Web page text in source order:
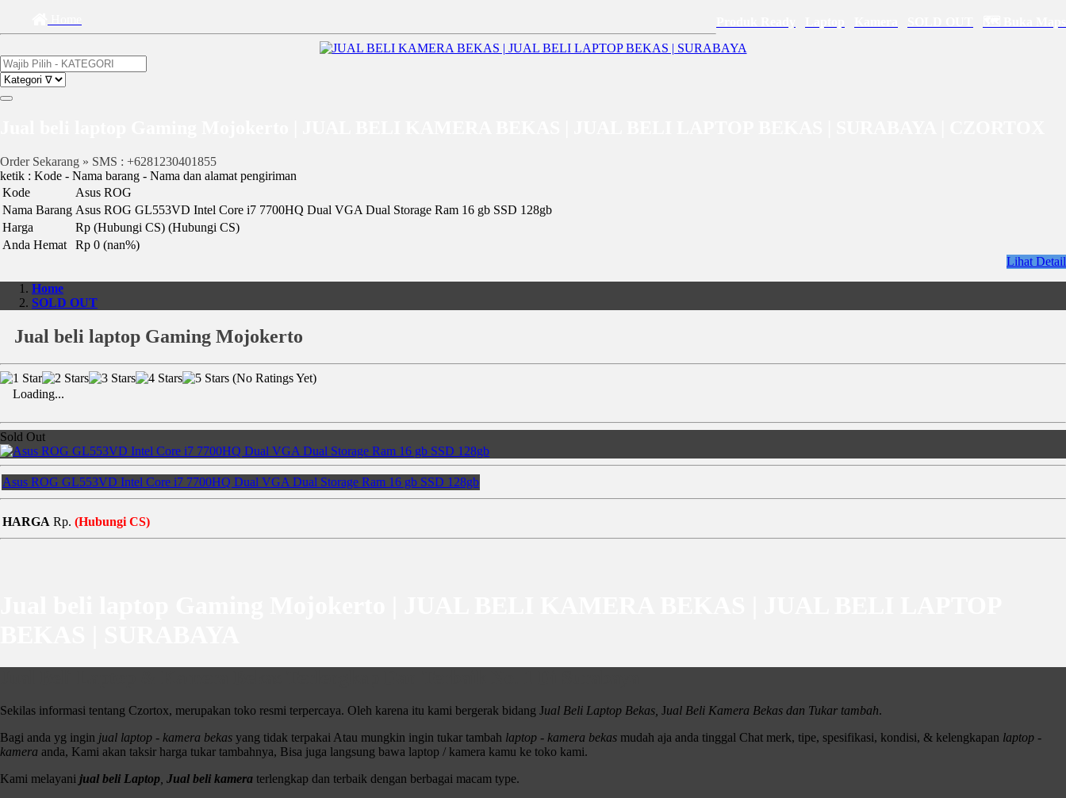
Order Sekarang » SMS : +6281230401855
ketik : Kode - Nama barang - Nama dan alamat pengiriman
Kode
Asus ROG
Nama Barang Asus ROG GL553VD Intel Core i7 7700HQ Dual VGA Dual Storage Ram 16 gb SSD 128gb
Harga
Rp (Hubungi CS) (Hubungi CS)
Anda Hemat
Rp 0 (nan%)
Lihat Detail
Home
SOLD OUT
Jual beli laptop Gaming Mojokerto
(No Ratings Yet)
Loading...
Sold Out
Asus ROG GL553VD Intel Core i7 7700HQ Dual VGA Dual Storage Ram 16 gb SSD 128gb
HARGA Rp. (Hubungi CS)
Sekilas informasi tentang Czortox, merupakan toko resmi terpercaya. Oleh karena itu kami bergerak bidang Jual Beli Laptop Bekas, Jual Beli Kamera Bekas dan Tukar tambah.
Bagi anda yg ingin jual laptop - kamera bekas yang tidak terpakai Atau mungkin ingin tukar tambah laptop - kamera bekas mudah aja anda tinggal Chat merk, tipe, spesifikasi, kondisi, & kelengkapan laptop -
kamera anda, Kami akan taksir harga tukar tambahnya, Bisa juga langsung bawa laptop / kamera kamu ke toko kami.
Kami melayani jual beli Laptop, Jual beli kamera terlengkap dan terbaik dengan berbagai macam type.